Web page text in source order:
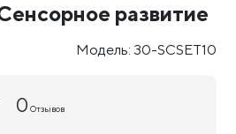
развитие
Модель: 30-SCSET10
0 Отзывов